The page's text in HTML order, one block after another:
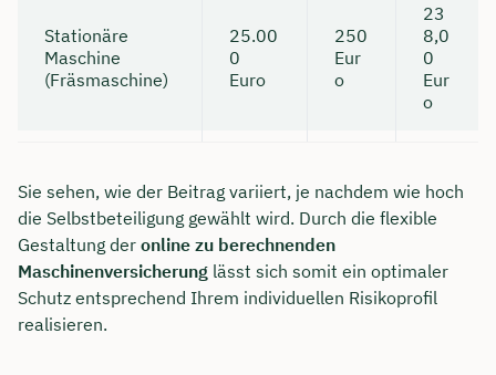
Stationäre
Maschine
(Fräsmaschine)
25.00
0
Euro
250
Eur
o
23
8,0
0
Eur
o
Sie sehen, wie der Beitrag variiert, je nachdem wie hoch
die Selbstbeteiligung gewählt wird. Durch die flexible
Gestaltung der online zu berechnenden
Maschinenversicherung lässt sich somit ein optimaler
Schutz entsprechend Ihrem individuellen Risikoprofil
realisieren.